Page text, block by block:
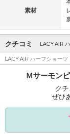
素材
クチコミ LACY AIR
LACY AIR ハーフショー
Ｍサーモン
ク
ぜひ